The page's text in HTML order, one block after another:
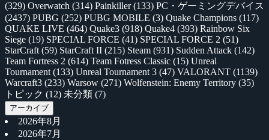
(329) Overwatch (314) Painkiller(133) PC・ゲーミングデバイス
(2437) PUBG (252) PUBG MOBILE (3) Quake Champions (117)
QUAKE LIVE (464) Quake3 (918) Quake4 (393) Rainbow Six
Siege (19) SPECIAL FORCE (41) SPECIAL FORCE 2 (51)
StarCraft (59) StarCraft II (215) Steam (931) Sudden Attack (142)
Team Fortress 2 (614) Team Fotress Classic (15) Unreal
Tournament (133) Unreal Tournament 3 (47) VALORANT (1139)
Warcraft3 (233) Warsow (271) Wolfenstein: Enemy Territory (35)
トピック (12) 未分類 (7)
アーカイブ
2026年8月
2026年7月